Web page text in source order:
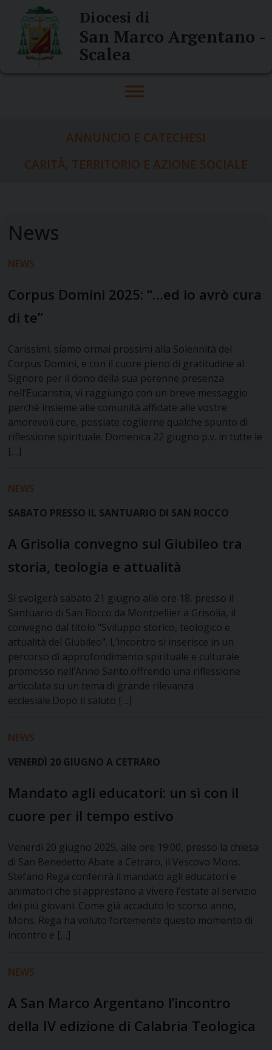
content
Diocesi di
San Marco Argentano -
Scalea
ANNUNCIO E CATECHESI
CARITÀ, TERRITORIO E AZIONE SOCIALE
NEWS
Corpus Domini 2025: “…ed io avrò cura
di te”
Carissimi, siamo ormai prossimi alla Solennità del
Corpus Domini, e con il cuore pieno di gratitudine al
Signore per il dono della sua perenne presenza
nell’Eucaristia, vi raggiungo con un breve messaggio
perché insieme alle comunità affidate alle vostre
amorevoli cure, possiate coglierne qualche spunto di
riflessione spirituale. Domenica 22 giugno p.v. in tutte le
[…]
NEWS
SABATO PRESSO IL SANTUARIO DI SAN ROCCO
A Grisolia convegno sul Giubileo tra
storia, teologia e attualità
Si svolgerà sabato 21 giugno alle ore 18, presso il
Santuario di San Rocco da Montpellier a Grisolia, il
convegno dal titolo “Sviluppo storico, teologico e
attualità del Giubileo”. L’incontro si inserisce in un
percorso di approfondimento spirituale e culturale
promosso nell’Anno Santo.offrendo una riflessione
articolata su un tema di grande rilevanza
ecclesiale.Dopo il saluto […]
NEWS
VENERDÌ 20 GIUGNO A CETRARO
Mandato agli educatori: un sì con il
cuore per il tempo estivo
Venerdì 20 giugno 2025, alle ore 19:00, presso la chiesa
di San Benedetto Abate a Cetraro, il Vescovo Mons.
Stefano Rega conferirà il mandato agli educatori e
animatori che si apprestano a vivere l’estate al servizio
dei più giovani. Come già accaduto lo scorso anno,
Mons. Rega ha voluto fortemente questo momento di
incontro e […]
NEWS
A San Marco Argentano l’incontro
della IV edizione di Calabria Teologica